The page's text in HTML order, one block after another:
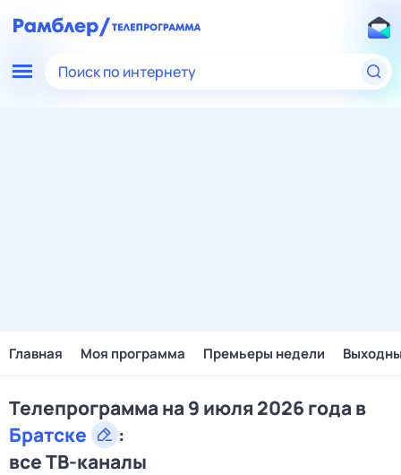
Поиск по интернету
Главная Моя программа Премьеры недели
Телепрограмма на 9 июля 2026 года в
Братске
:
все ТВ-каналы